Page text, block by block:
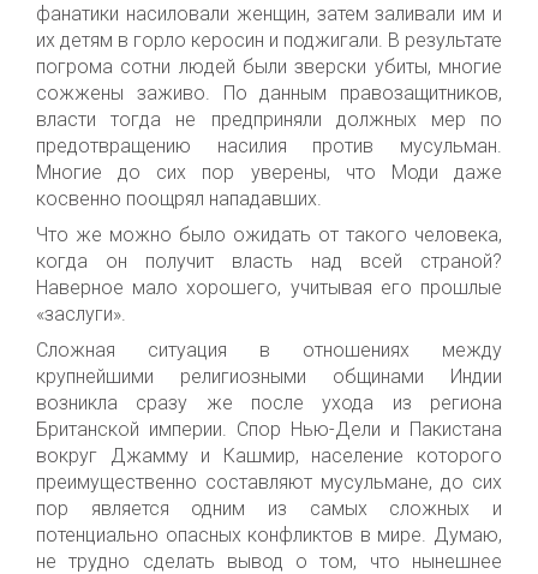
фанатики насиловали женщин, затем заливали им и
их детям в горло керосин и поджигали. В результате
погрома сотни людей были зверски убиты, многие
сожжены заживо. По данным правозащитников,
власти тогда не предприняли должных мер по
предотвращению насилия против мусульман.
Многие до сих пор уверены, что Моди даже
косвенно поощрял нападавших.
Что же можно было ожидать от такого человека,
когда он получит власть над всей страной?
Наверное мало хорошего, учитывая его прошлые
«заслуги».
Сложная ситуация в отношениях между
крупнейшими религиозными общинами Индии
возникла сразу же после ухода из региона
Британской империи. Спор Нью-Дели и Пакистана
вокруг Джамму и Кашмир, население которого
преимущественно составляют мусульмане, до сих
пор является одним из самых сложных и
потенциально опасных конфликтов в мире. Думаю,
не трудно сделать вывод о том, что нынешнее